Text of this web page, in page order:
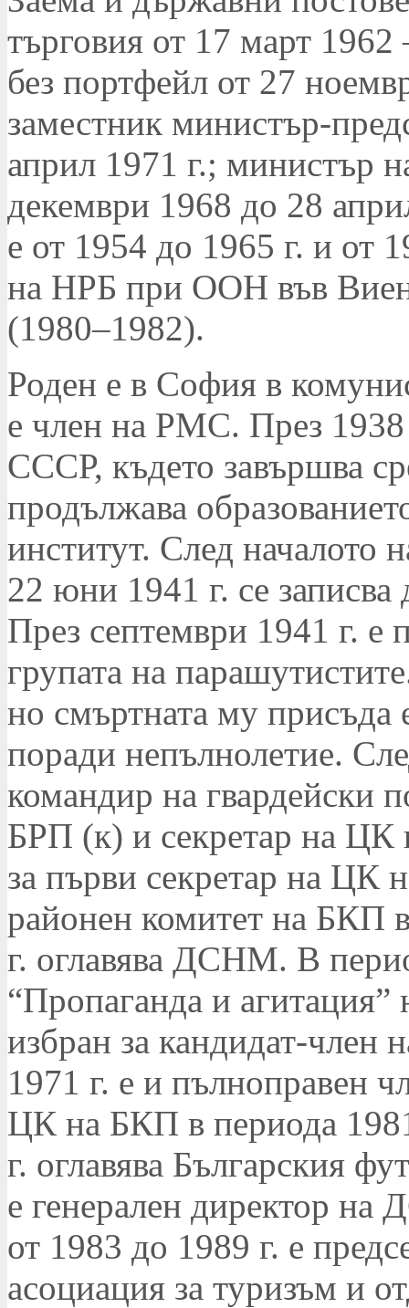
търговия от 17 март
без портфейл от 27
заместник министър-
април 1971 г.; министър
декември 1968 до 28
е от 1954 до 1965 г. и от
на НРБ при ООН във
(1980–1982).
Роден е в София в
е член на РМС. През 1938
СССР, където завършва
продължава
институт. След началото
22 юни 1941 г. се записва
През септември 1941 г. е
групата на
но смъртната му присъда
поради непълнолетие.
командир на гвардейски
БРП (к) и секретар на ЦК
за първи секретар на ЦК
районен комитет на БКП
г. оглавява ДСНМ. В
“Пропаганда и
избран за кандидат-
1971 г. е и пълноправен
ЦК на БКП в периода
г. оглавява Българския
е генерален директор
от 1983 до 1989 г. е
асоциация за туризъм и